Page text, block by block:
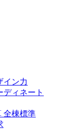
イン力
ィネート
全棟標準